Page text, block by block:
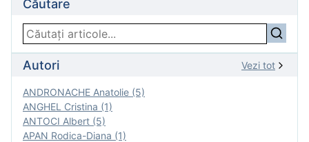
Căutare
Autori Vezi tot
ANDRONACHE Anatolie (5)
ANGHEL Cristina (1)
ANTOCI Albert (5)
APAN Rodica-Diana (1)